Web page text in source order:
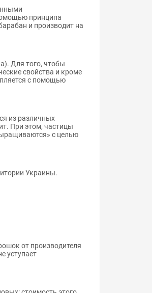
принципа
и производит на
Для того, чтобы
свойства и кроме
с помощью
из различных
При этом, частицы
с целью
Украины.
от производителя
уступает